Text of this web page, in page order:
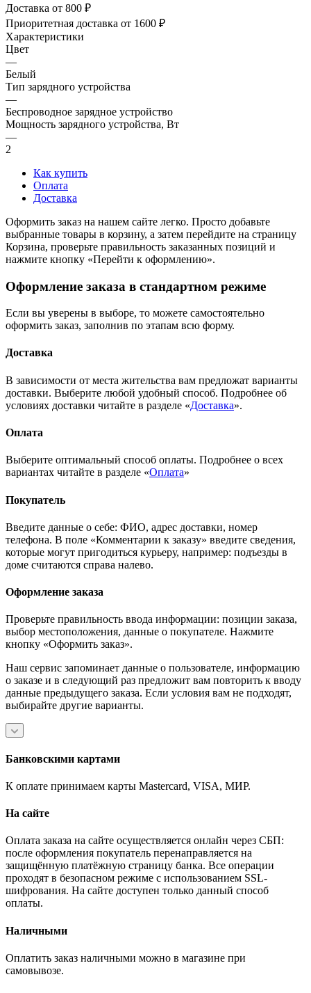
Доставка от 800 ₽
Приоритетная доставка от 1600 ₽
Характеристики
Цвет
—
Белый
Тип зарядного устройства
—
Беспроводное зарядное устройство
Мощность зарядного устройства, Вт
—
2
Как купить
Оплата
Доставка
Оформить заказ на нашем сайте легко. Просто добавьте
выбранные товары в корзину, а затем перейдите на страницу
Корзина, проверьте правильность заказанных позиций и
нажмите кнопку «Перейти к оформлению».
Оформление заказа в стандартном режиме
Если вы уверены в выборе, то можете самостоятельно
оформить заказ, заполнив по этапам всю форму.
Доставка
В зависимости от места жительства вам предложат варианты
доставки. Выберите любой удобный способ. Подробнее об
условиях доставки читайте в разделе «Доставка».
Оплата
Выберите оптимальный способ оплаты. Подробнее о всех
вариантах читайте в разделе «Оплата»
Покупатель
Введите данные о себе: ФИО, адрес доставки, номер
телефона. В поле «Комментарии к заказу» введите сведения,
которые могут пригодиться курьеру, например: подъезды в
доме считаются справа налево.
Оформление заказа
Проверьте правильность ввода информации: позиции заказа,
выбор местоположения, данные о покупателе. Нажмите
кнопку «Оформить заказ».
Наш сервис запоминает данные о пользователе, информацию
о заказе и в следующий раз предложит вам повторить к вводу
данные предыдущего заказа. Если условия вам не подходят,
выбирайте другие варианты.
Банковскими картами
К оплате принимаем карты Mastercard, VISA, МИР.
На сайте
Оплата заказа на сайте осуществляется онлайн через СБП:
после оформления покупатель перенаправляется на
защищённую платёжную страницу банка. Все операции
проходят в безопасном режиме с использованием SSL-
шифрования. На сайте доступен только данный способ
оплаты.
Наличными
Оплатить заказ наличными можно в магазине при
самовывозе.